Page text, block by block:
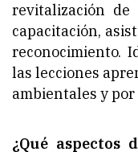
revitalización de
capacitación,
reconocimiento.
las lecciones
ambientales y
¿Qué aspectos